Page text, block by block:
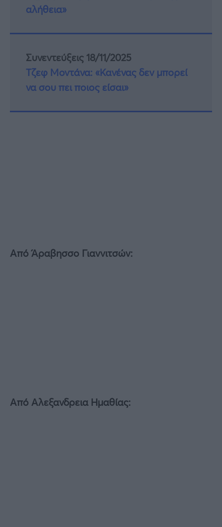
αλήθεια»
Συνεντεύξεις 18/11/2025
Τζεφ Μοντάνα: «Κανένας δεν μπορεί
να σου πει ποιος είσαι»
Από Άραβησσο Γιαννιτσών:
Από Αλεξανδρεια Ημαθίας: